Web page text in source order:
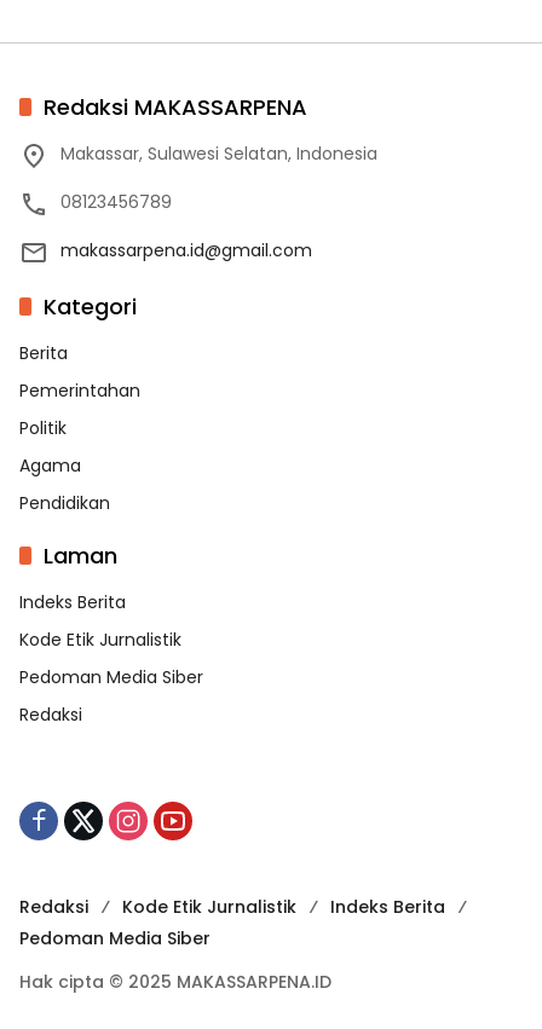
Redaksi MAKASSARPENA
Makassar, Sulawesi Selatan, Indonesia
08123456789
makassarpena.id@gmail.com
Kategori
Berita
Pemerintahan
Politik
Agama
Pendidikan
Laman
Indeks Berita
Kode Etik Jurnalistik
Pedoman Media Siber
Redaksi
Redaksi Kode Etik Jurnalistik
Indeks Berita
Pedoman Media Siber
Hak cipta © 2025 MAKASSARPENA.ID